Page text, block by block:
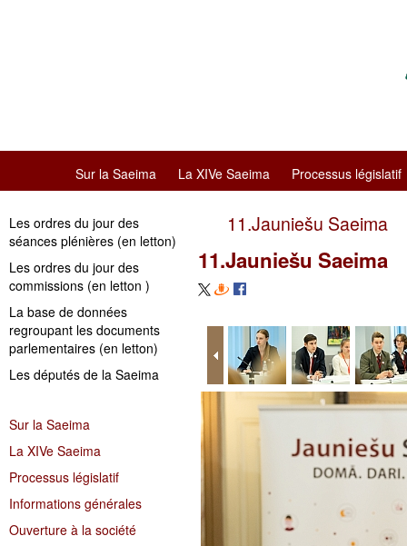
Sur la Saeima La XIVe Saeima Processus législatif
Les ordres du jour des
séances plénières (en letton)
Les ordres du jour des
commissions (en letton )
La base de données
regroupant les documents
parlementaires (en letton)
Les députés de la Saeima
Sur la Saeima
La XIVe Saeima
Processus législatif
Informations générales
Ouverture à la société
11.Jauniešu Saeima
11.Jauniešu Saeima